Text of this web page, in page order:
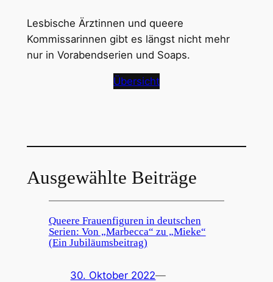
Lesbische Ärztinnen und queere
Kommissarinnen gibt es längst nicht mehr
nur in Vorabendserien und Soaps.
Übersicht
Ausgewählte Beiträge
Queere Frauenfiguren in deutschen
Serien: Von „Marbecca“ zu „Mieke“
(Ein Jubiläumsbeitrag)
30. Oktober 2022—